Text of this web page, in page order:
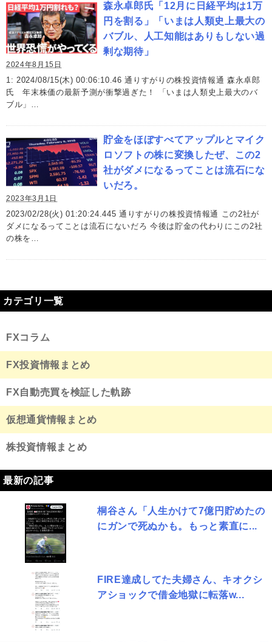
森永卓郎氏「12月に日経平均は1万
円を割る」「いまは人類史上最大の
バブル、人工知能はありもしない過
剰な期待」
2024年8月15日
1: 2024/08/15(木) 00:06:10.46 通りすがりの株投資情報通 森永卓郎
氏 年末株価の最新予測が衝撃過ぎた！ 「いまは人類史上最大のバ
ブル」…
貯金をほぼすべてアップルとマイク
ロソフトの株に変換したぜ、この2
社がダメになるってことは流石にな
いだろ。
2023年3月1日
2023/02/28(火) 01:20:24.445 通りすがりの株投資情報通 この2社が
ダメになるってことは流石にないだろ 今後は貯金の代わりにこの2社
の株を…
カテゴリ一覧
FXコラム
FX投資情報まとめ
FX自動売買を検証した軌跡
仮想通貨情報まとめ
株投資情報まとめ
最新の記事
桐谷さん「人生かけて7億円貯めたの
にガンで死ぬかも。もっと素直に...
FIRE達成してた夫婦さん、キオクシ
アショックで借金地獄に転落w...